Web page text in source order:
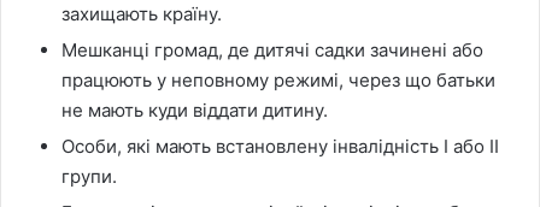
захищають країну.
Мешканці громад, де дитячі садки зачинені або
працюють у неповному режимі, через що батьки
не мають куди віддати дитину.
Особи, які мають встановлену інвалідність I або II
групи.